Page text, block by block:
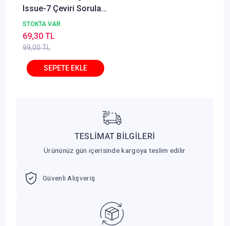
Issue-7 Çeviri Soruları
Pelikan Yayınları
STOKTA VAR
99,00 TL
69,30 TL
TESLİMAT BİLGİLERİ
Ürününüz gün içerisinde kargoya teslim edilir
Güvenli Alışveriş